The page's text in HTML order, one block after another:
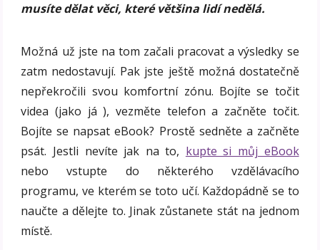
musíte dělat věci, které většina lidí nedělá.
Možná už jste na tom začali pracovat a výsledky se
zatm nedostavují. Pak jste ještě možná dostatečně
nepřekročili svou komfortní zónu. Bojíte se točit
videa (jako já ), vezměte telefon a začněte točit.
Bojíte se napsat eBook? Prostě sedněte a začněte
psát. Jestli nevíte jak na to, kupte si můj eBook
nebo vstupte do některého vzdělávacího
programu, ve kterém se toto učí. Každopádně se to
naučte a dělejte to. Jinak zůstanete stát na jednom
místě.